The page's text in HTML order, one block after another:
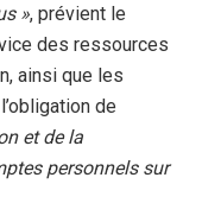
», prévient le
des ressources
ainsi que les
de
et de la
personnels sur